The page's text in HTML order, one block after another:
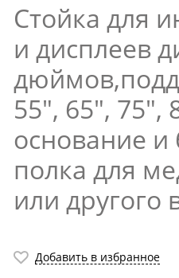
Стойка для
и дисплеев
55″, 65″,
основание
полка для
или другого
Добавить в избранное